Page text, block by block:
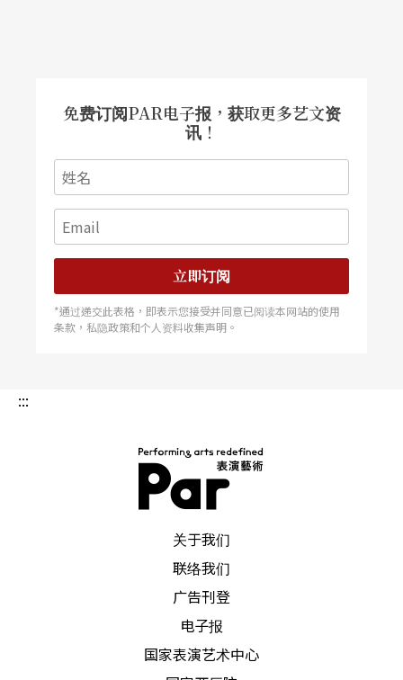
台湾摄影人口众多，却没能如绘画、雕塑等获得正
视，常令业界感叹。日治时期以来，台湾摄影家透
过镜头记录百年更迭，若没有政府出力襄助，台湾
摄影史纲的建立仍是遥遥无期。
免费订阅PAR电子报，获取更多艺文资
讯！
立即订阅
*通过递交此表格，即表示您接受并同意已阅读本网站的使用
条款，私隐政策和个人资料收集声明。
:::
关于我们
联络我们
广告刊登
电子报
国家表演艺术中心